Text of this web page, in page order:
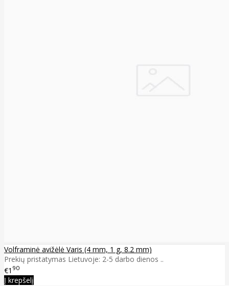
Volframinė avižėlė Varis (4 mm, 1 g, 8.2 mm)
Prekių pristatymas Lietuvoje: 2-5 darbo dienos ..
€1 90
Į krepšelį